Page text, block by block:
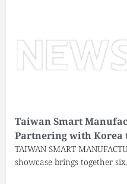
Taiwan Smart
Partnering with Korea
TAIWAN SMART
showcase brings together